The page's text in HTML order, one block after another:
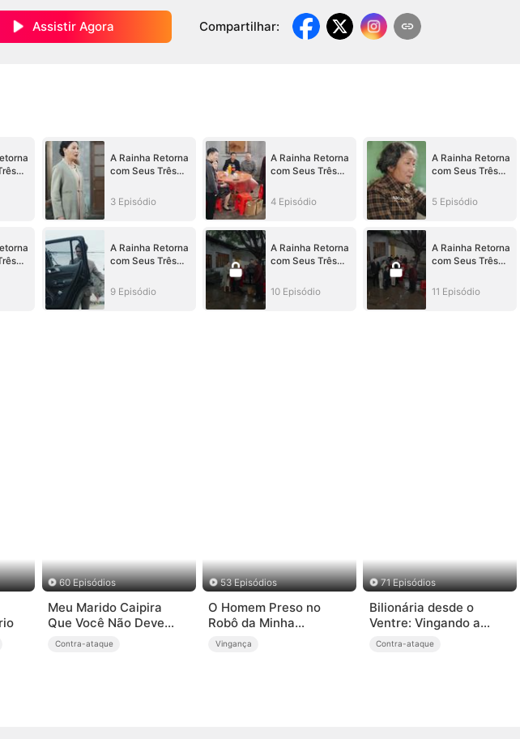
Assistir Agora Compartilhar:
A Rainha Retorna
com Seus Três
3 Episódio
A Rainha Retorna
com Seus Três
4 Episódio
A Rainha Retorna
com Seus Três
5 Episódio
A Rainha Retorna
com Seus Três
9 Episódio
A Rainha Retorna
com Seus Três
10 Episódio
A Rainha Retorna
com Seus Três
11 Episódio
60 Episódios
Meu Marido Caipira
Que Você Não Deve
Provocar
Contra-ataque
53 Episódios
O Homem Preso no
Robô da Minha
Esposa(Dublado)
Vingança
71 Episódios
Bilionária desde o
Ventre: Vingando a
Traição do Papai
Contra-ataque